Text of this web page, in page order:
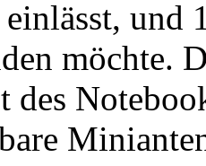
einlässt, und
möchte.